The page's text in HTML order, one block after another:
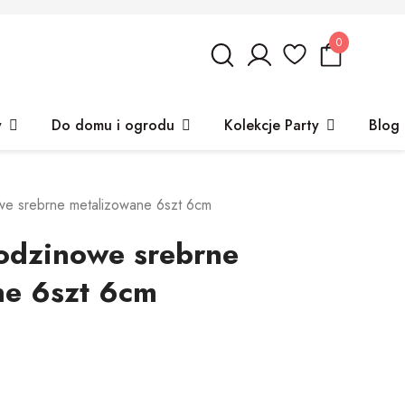
0
Do domu i ogrodu Kolekcje Party Blog
srebrne metalizowane 6szt 6cm
srebrne
6szt 6cm